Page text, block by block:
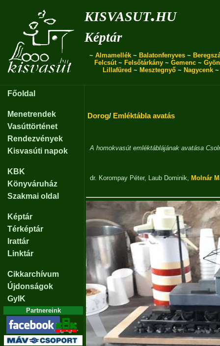
kisvasut.hu
Képtár
~ Almamellék ~ Balatonfenyves ~
Felcsút~ Felsőtárkány ~ Gemenc ~
Lillafüred ~ Mesztegnyő~ Nagycenk
Főoldal
Menetrendek
Vasúttörténet
Rendezvények
Kisvasúti napok
KBK
Könyváruház
Szakmai oldal
Képtár
Térképtár
Irattár
Linktár
Cikkarchívum
Újdonságok
GyIK
Partnereink
Dorog/ Emléktábla avatás
A homokvasút emléktáblájának avatása
dr. Korompay Péter, Laub Dominik, Molnár